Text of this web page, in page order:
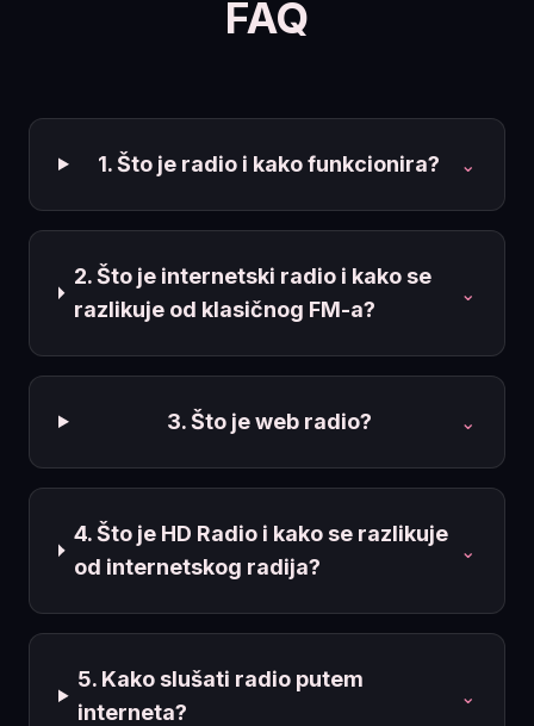
FAQ
1. Što je radio i kako funkcionira? ⌄
2. Što je internetski radio i kako se
razlikuje od klasičnog FM-a?
⌄
3. Što je web radio? ⌄
4. Što je HD Radio i kako se razlikuje
od internetskog radija?
⌄
5. Kako slušati radio putem
interneta?
⌄